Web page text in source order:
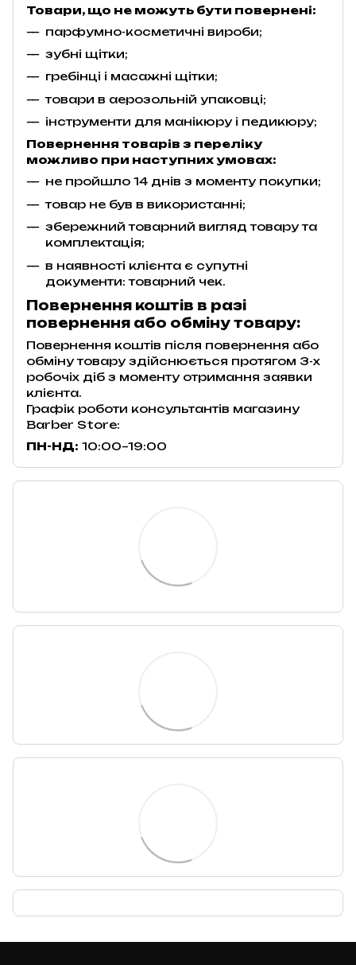
Товари, що не можуть бути повернені:
парфумно-косметичні вироби;
зубні щітки;
гребінці і масажні щітки;
товари в аерозольній упаковці;
інструменти для манікюру і педикюру;
Повернення товарів з переліку
можливо при наступних умовах:
не пройшло 14 днів з моменту покупки;
товар не був в використанні;
збережний товарний вигляд товару та
комплектація;
в наявності клієнта є супутні
документи: товарний чек.
Повернення коштів в разі
повернення або обміну товару:
Повернення коштів після повернення або
обміну товару здійснюється протягом 3-х
робочіх діб з моменту отримання заявки
клієнта.
Графік роботи консультантів магазину
Barber Store:
ПН-НД: 10:00–19:00